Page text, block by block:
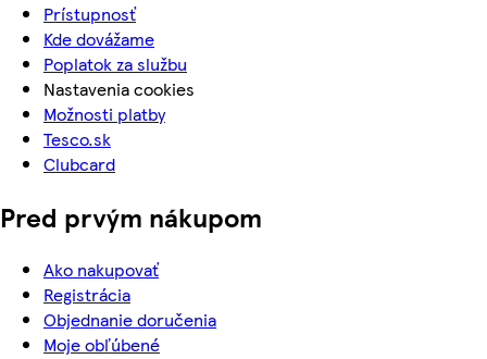
Prístupnosť
Kde dovážame
Poplatok za službu
Nastavenia cookies
Možnosti platby
Tesco.sk
Clubcard
Pred prvým nákupom
Ako nakupovať
Registrácia
Objednanie doručenia
Moje obľúbené